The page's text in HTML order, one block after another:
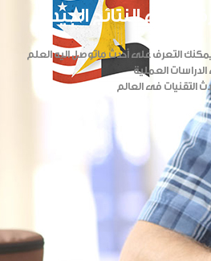
تعطي النتائج الجيدة
التعرف على أحدث ماتوصل اليه العلم
العملية
التقنيات فى العالم